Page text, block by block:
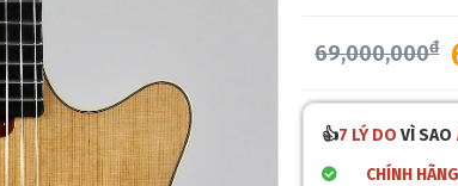
69,000,000đ
👍7 LÝ DO VÌ SAO
CHÍNH